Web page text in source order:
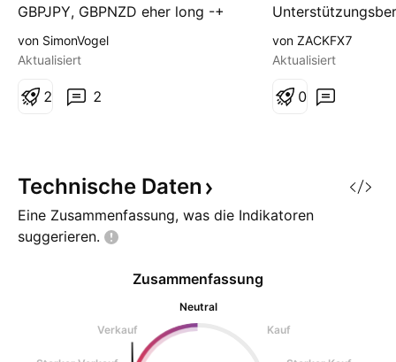
GBPJPY, GBPNZD eher long -+
AUDCAD uneindeutig +-
CADCHF, CADJPY eher long +
USDCAD eher short Fazit: gutes
von SimonVogel
Aktualisiert
2
2
Beschreibung:
sich derzeit einer
die historisch als
für eine bullische
von ZACKFX7
Aktualisiert
0
Technische Daten
Eine Zusammenfassung, was die Indikatoren
suggerieren.
Zusammenfassung
Neutral
Verkauf
Kauf